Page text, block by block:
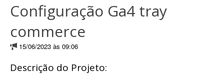
Configuração Ga4 tray
commerce
15/06/2023 às 09:06
Descrição do Projeto: